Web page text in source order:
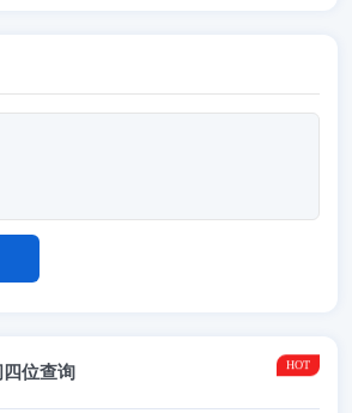
位查询